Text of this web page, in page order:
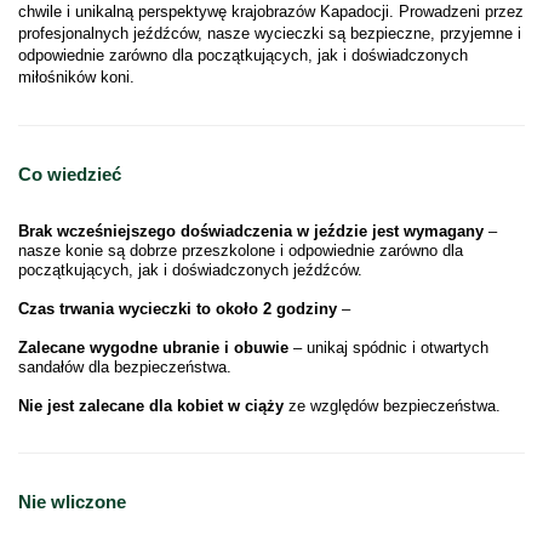
chwile i unikalną perspektywę krajobrazów Kapadocji. Prowadzeni przez
profesjonalnych jeźdźców, nasze wycieczki są bezpieczne, przyjemne i
odpowiednie zarówno dla początkujących, jak i doświadczonych
miłośników koni.
Co wiedzieć
Brak wcześniejszego doświadczenia w jeździe jest wymagany –
nasze konie są dobrze przeszkolone i odpowiednie zarówno dla
początkujących, jak i doświadczonych jeźdźców.
Czas trwania wycieczki to około 2 godziny –
Zalecane wygodne ubranie i obuwie – unikaj spódnic i otwartych
sandałów dla bezpieczeństwa.
Nie jest zalecane dla kobiet w ciąży ze względów bezpieczeństwa.
Nie wliczone